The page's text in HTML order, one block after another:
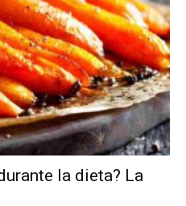
la dieta? La